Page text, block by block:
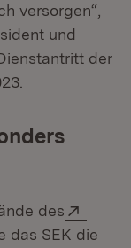
versorgen“,
und
der
des
neuem Fenster)
das SEK die